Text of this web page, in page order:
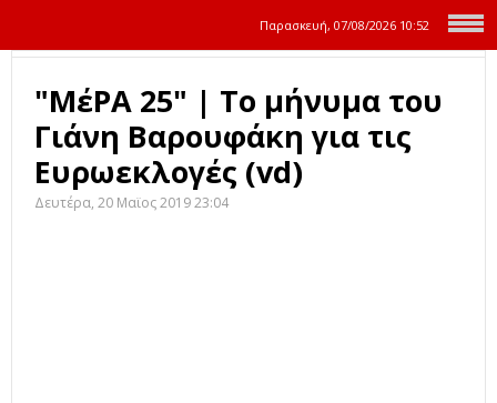
Παρασκευή, 07/08/2026 10:52
"ΜέΡΑ 25" | Το μήνυμα του
Γιάνη Βαρουφάκη για τις
Ευρωεκλογές (vd)
Δευτέρα, 20 Μαϊος 2019 23:04